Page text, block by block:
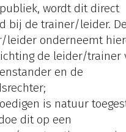
wordt dit direct
bij de trainer/leider. De
leider onderneemt
de leider/trainer
en de
is natuur
dit op een